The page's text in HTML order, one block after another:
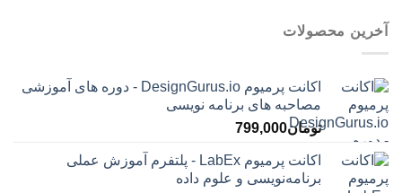
آخرین محصولات
اکانت پرمیوم DesignGurus.io - دوره ‌های آموزشی
مصاحبه ‌های برنامه نویسی
تومان799,000
اکانت پرمیوم LabEx - پلتفرم آموزش عملی
برنامه‌نویسی و علوم داده